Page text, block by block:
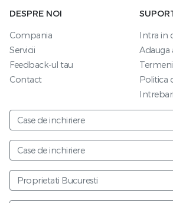
DESPRE NOI
Compania
Servicii
Feedback-ul tau
Contact
Intra in
Adauga
Politica
Case de inchiriere
Case de inchiriere
Proprietati Bucuresti